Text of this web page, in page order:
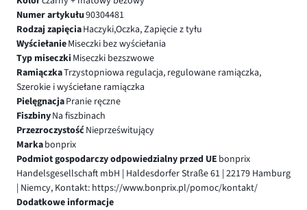
Numer artykułu90304481
Rodzaj zapięciaHaczyki,Oczka, Zapięcie z tyłu
WyściełanieMiseczki bez wyściełania
Typ miseczki Miseczki bezszwowe
RamiączkaTrzystopniowa regulacja, regulowane ramiączka,
Szerokie i wyściełane ramiączka
PielęgnacjaPranie ręczne
FiszbinyNa fiszbinach
PrzezroczystośćNieprześwitujący
Markabonprix
Podmiot gospodarczy odpowiedzialny przed UE bonprix
Handelsgesellschaft mbH | Haldesdorfer Straße 61 | 22179 Hamburg
| Niemcy, Kontakt: https://www.bonprix.pl/pomoc/kontakt/
Dodatkowe informacje